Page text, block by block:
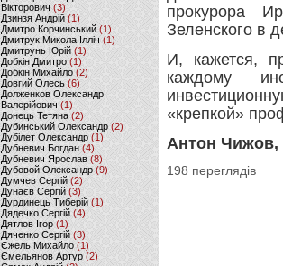
Вікторович (3)
Дзинзя Андрій (1)
Дмитро Корчинський (1)
Дмитрук Микола Ілліч (1)
Дмитрунь Юрій (1)
Добкін Дмитро(1)
Добкін Михайло (2)
Довгий Олесь (6)
Долженков Олександр
Валерійович (1)
Донець Тетяна (2)
Дубинський Олександр(2)
Дубілет Олександр (1)
Дубневич Богдан (4)
Дубневич Ярослав (8)
Дубовой Олександр(9)
Думчев Сергій (2)
Дунаєв Сергій(3)
Дурдинець Тиберій (1)
Дядечко Сергій (4)
Дятлов Ігор (1)
Дяченко Сергій (3)
Єжель Михайло (1)
Ємельянов Артур (2)
прокурора
Зеленского в
И, кажется,
каждому
«крепкой»
Антон Чижов,
198 переглядів